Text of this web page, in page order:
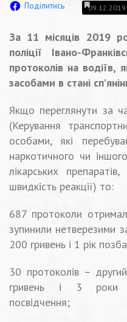
Поділитись 09.12.2019
За 11 місяців 2019
поліції Івано-
протоколів на водіїв,
засобами в стані
Якщо переглянути за
(Керування
особами, які
наркотичного чи
лікарських
швидкість реакції) то:
687 протоколи
зупинили нетверезими
200 гривень і 1 рік
30 протоколів –
гривень і 3 роки
посвідчення;